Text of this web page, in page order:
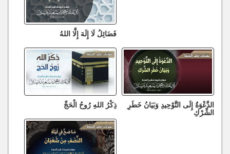
فَضَائِلُ لَا إِلَهَ إِلَّا اللهُ
الدَّعْوَةُ إِلَى التَّوْحِيدِ وَبَيَانُ خَطَرِ
الشِّرْكِ
ذِكْرُ اللهِ رُوحُ الْحَجِّ